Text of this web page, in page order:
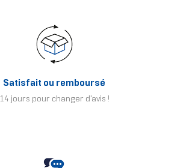
Satisfait ou remboursé
14 jours pour changer d'avis !